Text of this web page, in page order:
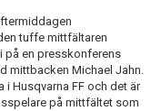
tuffe mittfältaren
på en presskonferens
mittbacken Michael Jahn.
i Husqvarna FF och det är
på mittfältet som